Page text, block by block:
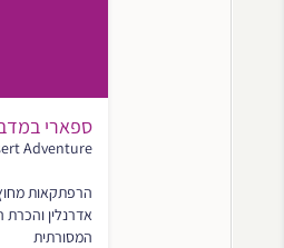
ספארי
Adventure
הרפתקאות
אדרנלין
המסורתית